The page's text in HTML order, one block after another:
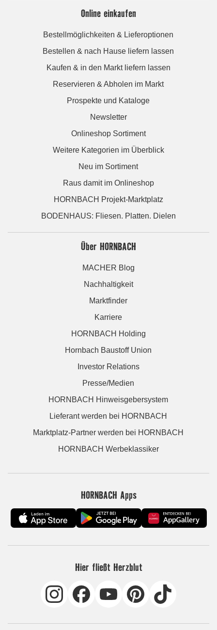
Online einkaufen
Bestellmöglichkeiten & Lieferoptionen
Bestellen & nach Hause liefern lassen
Kaufen & in den Markt liefern lassen
Reservieren & Abholen im Markt
Prospekte und Kataloge
Newsletter
Onlineshop Sortiment
Weitere Kategorien im Überblick
Neu im Sortiment
Raus damit im Onlineshop
HORNBACH Projekt-Marktplatz
BODENHAUS: Fliesen. Platten. Dielen
Über HORNBACH
MACHER Blog
Nachhaltigkeit
Marktfinder
Karriere
HORNBACH Holding
Hornbach Baustoff Union
Investor Relations
Presse/Medien
HORNBACH Hinweisgebersystem
Lieferant werden bei HORNBACH
Marktplatz-Partner werden bei HORNBACH
HORNBACH Werbeklassiker
HORNBACH Apps
Hier fließt Herzblut